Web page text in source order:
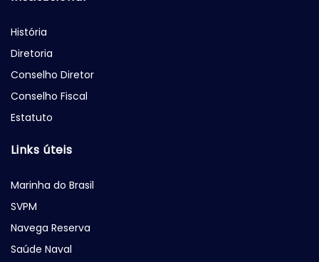
História
Diretoria
Conselho Diretor
Conselho Fiscal
Estatuto
Links úteis
Marinha do Brasil
SVPM
Navega Reserva
Saúde Naval